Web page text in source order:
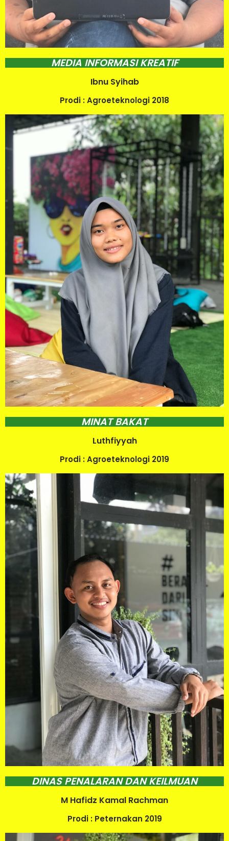
MEDIA INFORMASI KREATIF
Ibnu Syihab
Prodi : Agroeteknologi 2018
MINAT BAKAT
Luthfiyyah
Prodi : Agroeteknologi 2019
DINAS PENALARAN DAN KEILMUAN
M Hafidz Kamal Rachman
Prodi : Peternakan 2019